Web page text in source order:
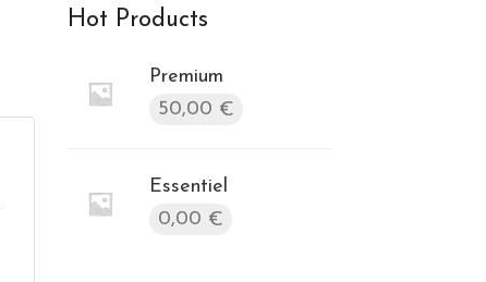
Hot Products
Premium
50,00 €
Essentiel
0,00 €